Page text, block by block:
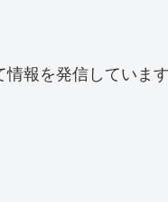
情報を発信していま